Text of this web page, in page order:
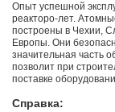
Опыт успешной
реакторо-лет.
построены в Чехии,
Европы. Они
значительная часть
позволит при
поставке
Справка: